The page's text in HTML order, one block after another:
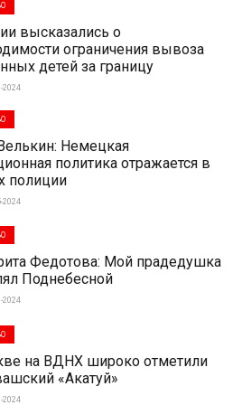
высказались о
ограничения вывоза
детей за границу
2024
Немецкая
политика отражается в
полиции
2024
Федотова: Мой прадедушка
Поднебесной
2024
на ВДНХ широко отметили
«Акатуй»
2024